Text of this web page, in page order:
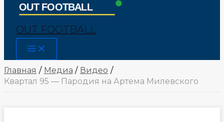
OUT FOOTBALL
Main
Menu
Главная
Медиа
Видео
Квартал 95 — Пародия на Артема Милевского